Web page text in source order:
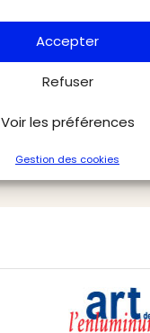
Accepter
Refuser
Voir les préférences
Gestion des cookies